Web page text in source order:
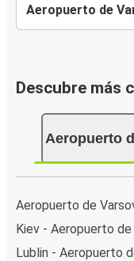
Aeropuerto de
Descubre más
Aeropuerto
Aeropuerto de
Kiev - Aeropuerto de
Lublin - Aeropuerto